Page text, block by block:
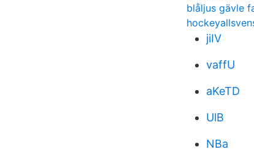
blåljus gävle
jiIV
vaffU
aKeTD
UlB
NBa